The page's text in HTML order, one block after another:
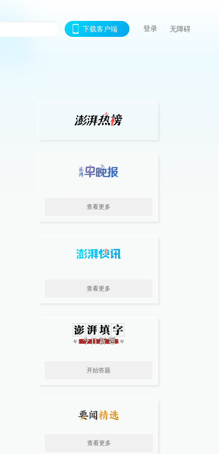
下载客户端 登录 无障碍
查看更多
查看更多
开始答题
查看更多